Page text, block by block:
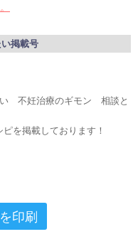
掲載号
い 不妊治療のギモン 相談と
を掲載しております！
印刷